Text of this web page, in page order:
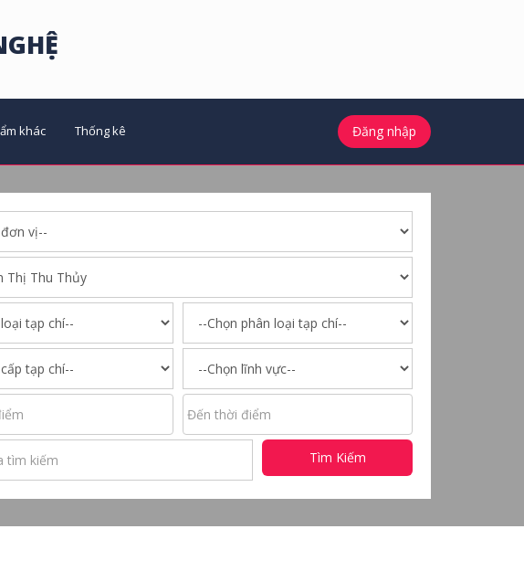
khác Thống kê Đăng nhập
Tìm Kiếm